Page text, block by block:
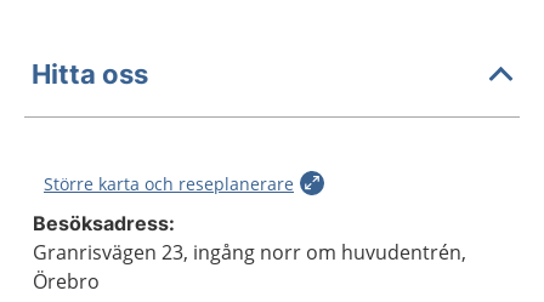
Hitta oss
Större karta och reseplanerare
Besöksadress:
Granrisvägen 23, ingång norr om huvudentrén,
Örebro